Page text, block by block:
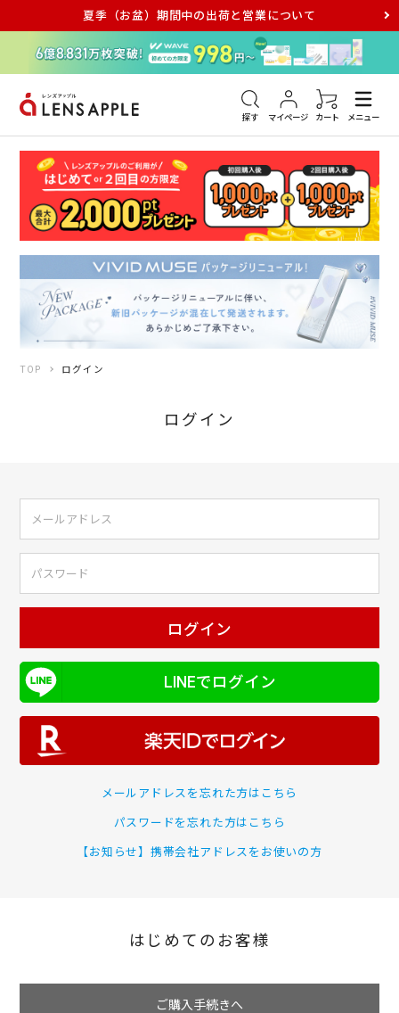
夏季（お盆）期間中の出荷と営業について
探す マイページ カート メニュー
アキュビュー メダリスト メガネ
TOP ログイン
ログイン
ログイン
LINEでログイン
メールアドレスを忘れた方はこちら
パスワードを忘れた方はこちら
【お知らせ】携帯会社アドレスをお使いの方
はじめてのお客様
ご購入手続きへ